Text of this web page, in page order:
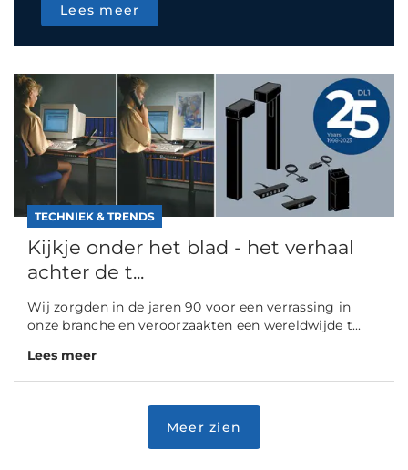
Lees meer
TECHNIEK & TRENDS
Kijkje onder het blad - het verhaal
achter de t...
Wij zorgden in de jaren 90 voor een verrassing in
onze branche en veroorzaakten een wereldwijde t...
Lees meer